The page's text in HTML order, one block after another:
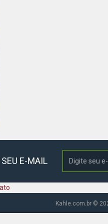
E-MAIL
Kahle.com.br ©